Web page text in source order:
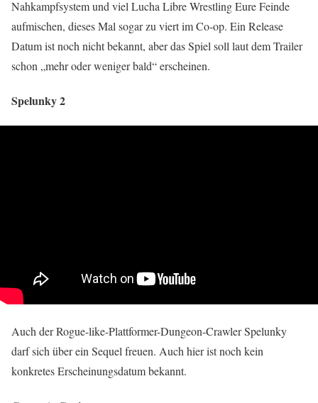
Nahkampfsystem und viel Lucha Libre Wrestling Eure Feinde
aufmischen, dieses Mal sogar zu viert im Co-op. Ein Release
Datum ist noch nicht bekannt, aber das Spiel soll laut dem Trailer
schon „mehr oder weniger bald“ erscheinen.
Spelunky 2
Auch der Rogue-like-Plattformer-Dungeon-Crawler Spelunky
darf sich über ein Sequel freuen. Auch hier ist noch kein
konkretes Erscheinungsdatum bekannt.